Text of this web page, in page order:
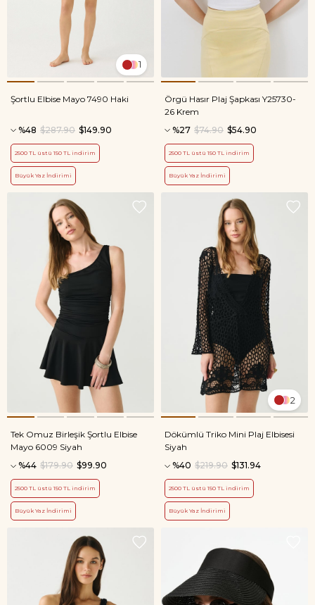
1
Şortlu Elbise Mayo 7490 Haki
%48 $149.90
$287.90
2500 TL üstü 150 TL indirim
Büyük Yaz İndirimi
Örgü Hasır Plaj Şapkası Y25730-
26 Krem
%27
$54.90
$74.90
2500 TL üstü 150 TL indirim
Büyük Yaz İndirimi
Tek Omuz Birleşik Şortlu Elbise
Mayo 6009 Siyah
%44
$99.90
$179.90
2500 TL üstü 150 TL indirim
Büyük Yaz İndirimi
2
Dökümlü Triko Mini Plaj Elbisesi
Siyah
%40
$131.94
$219.90
2500 TL üstü 150 TL indirim
Büyük Yaz İndirimi